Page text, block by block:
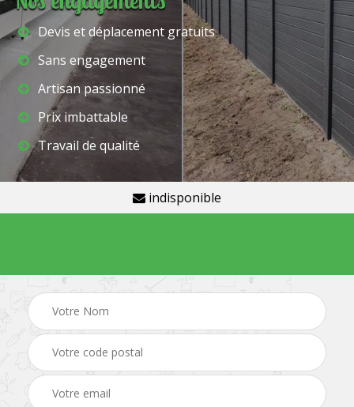
Devis et déplacement gratuits
Sans engagement
Artisan passionné
Prix imbattable
Travail de qualité
indisponible